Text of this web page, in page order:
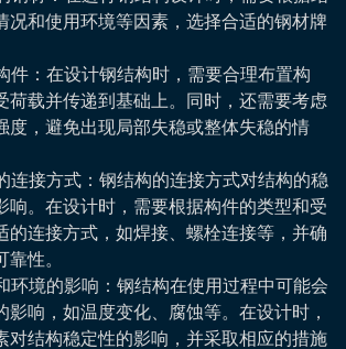
况和使用环境等因素，选择合适的钢材牌
件：在设计钢结构时，需要合理布置构
荷载并传递到基础上。同时，还需要考虑
度，避免出现局部失稳或整体失稳的情
连接方式：钢结构的连接方式对结构的稳
响。在设计时，需要根据构件的类型和受
的连接方式，如焊接、螺栓连接等，并确
性。
环境的影响：钢结构在使用过程中可能会
影响，如温度变化、腐蚀等。在设计时，
对结构稳定性的影响，并采取相应的措施